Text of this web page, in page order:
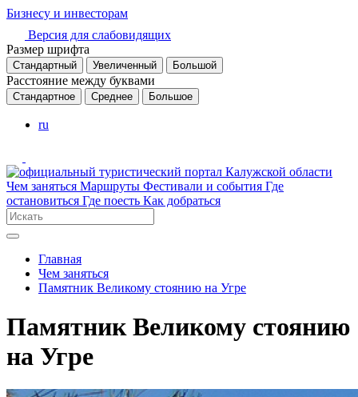
Бизнесу и инвесторам
Версия для слабовидящих
Размер шрифта
Стандартный Увеличенный Большой
Расстояние между буквами
Стандартное Среднее Большое
ru
Чем заняться Маршруты Фестивали и события Где
остановиться Где поесть Как добраться
Главная
Чем заняться
Памятник Великому стоянию на Угре
Памятник Великому стоянию
на Угре